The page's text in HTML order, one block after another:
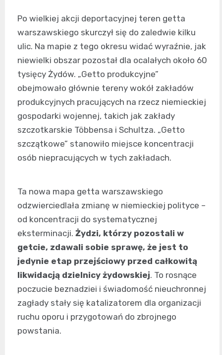
Po wielkiej akcji deportacyjnej teren getta
warszawskiego skurczył się do zaledwie kilku
ulic. Na mapie z tego okresu widać wyraźnie, jak
niewielki obszar pozostał dla ocalałych około 60
tysięcy Żydów. „Getto produkcyjne”
obejmowało głównie tereny wokół zakładów
produkcyjnych pracujących na rzecz niemieckiej
gospodarki wojennej, takich jak zakłady
szczotkarskie Többensa i Schultza. „Getto
szczątkowe” stanowiło miejsce koncentracji
osób niepracujących w tych zakładach.
Ta nowa mapa getta warszawskiego
odzwierciedlała zmianę w niemieckiej polityce –
od koncentracji do systematycznej
eksterminacji. Żydzi, którzy pozostali w
getcie, zdawali sobie sprawę, że jest to
jedynie etap przejściowy przed całkowitą
likwidacją dzielnicy żydowskiej. To rosnące
poczucie beznadziei i świadomość nieuchronnej
zagłady stały się katalizatorem dla organizacji
ruchu oporu i przygotowań do zbrojnego
powstania.